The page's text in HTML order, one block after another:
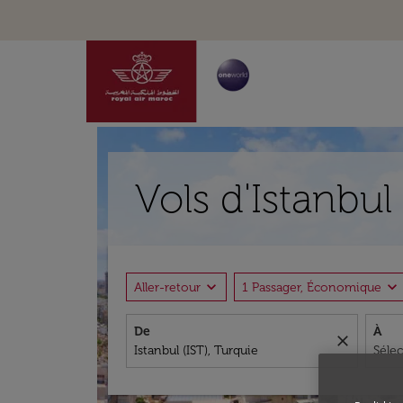
Vols
Aller-retour expand_more 1 Passager, Économique expand_more
De
close
À